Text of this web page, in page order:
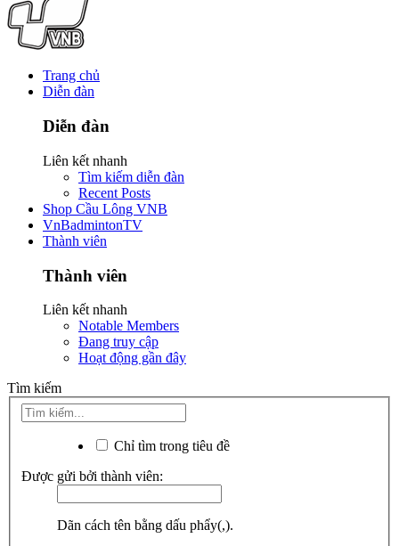
Trang chủ
Diễn đàn
Diễn đàn
Liên kết nhanh
Tìm kiếm diễn đàn
Recent Posts
Shop Cầu Lông VNB
VnBadmintonTV
Thành viên
Thành viên
Liên kết nhanh
Notable Members
Đang truy cập
Hoạt động gần đây
Tìm kiếm
Chỉ tìm trong tiêu đề
Được gửi bởi thành viên:
Dãn cách tên bằng dấu phẩy(,).